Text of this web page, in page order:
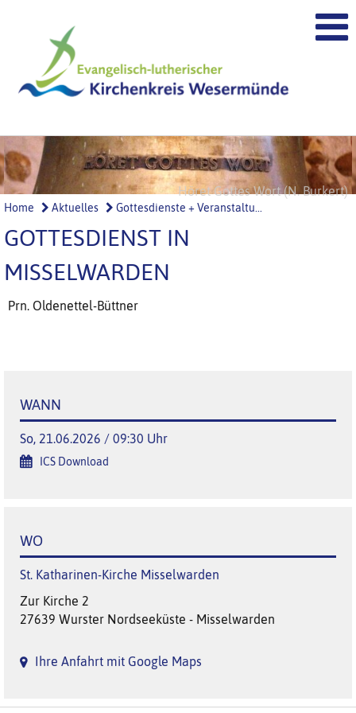
Höret Gottes Wort (N. Burkert)
Ehre Gottes (N. Burkert)
Home Aktuelles Gottesdienste + Veranstaltu...
GOTTESDIENST IN
MISSELWARDEN
Prn. Oldenettel-Büttner
WANN
So, 21.06.2026 / 09:30 Uhr
ICS Download
WO
St. Katharinen-Kirche Misselwarden
Zur Kirche 2
27639 Wurster Nordseeküste - Misselwarden
Ihre Anfahrt mit Google Maps